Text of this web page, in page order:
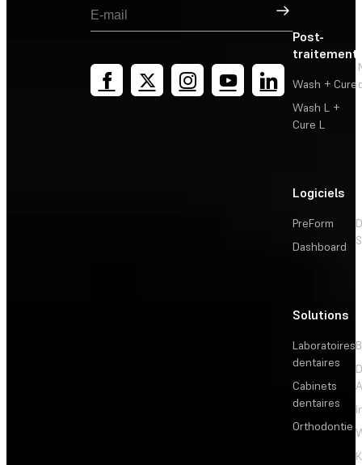
Inscription
Post-
traitement
Wash + Cure
Wash L +
Cure L
Logiciels
PreForm
Dashboard
Solutions
Laboratoires
dentaires
Cabinets
dentaires
Orthodontie